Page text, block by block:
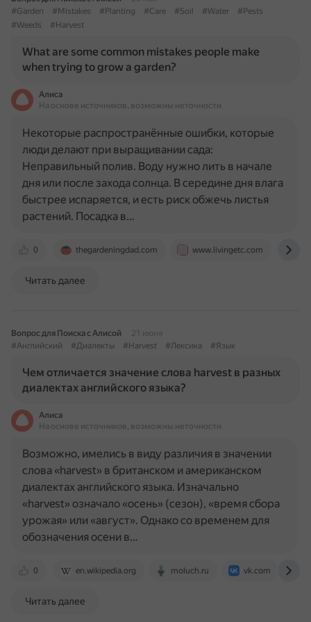
#Garden
#Mistakes #Planting #Care #Soil #Water
#Pests
#Weeds
#Harvest
What are some common mistakes people make
when trying to grow a garden?
Алиса
На основе источников, возможны неточности
0 thegardeningdad.com www.livingetc.com
Некоторые распространённые ошибки, которые
люди делают при выращивании сада:
Неправильный полив. Воду нужно лить в начале
дня или после захода солнца. В середине дня влага
быстрее испаряется, и есть риск обжечь листья
растений. Посадка в…
Читать далее
Вопрос для Поиска с Алисой
21 июня
#Английский
#Диалекты #Harvest #Лексика #Язык
Чем отличается значение слова harvest в разных
диалектах английского языка?
Алиса
На основе источников, возможны неточности
0 en.wikipedia.org moluch.ru vk.com
Возможно, имелись в виду различия в значении
слова «harvest» в британском и американском
диалектах английского языка. Изначально
«harvest» означало «осень» (сезон), «время сбора
урожая» или «август». Однако со временем для
обозначения осени в…
Читать далее